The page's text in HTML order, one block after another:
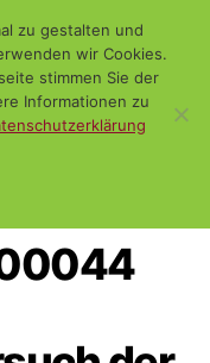
zu gestalten und
wir Cookies.
stimmen Sie der
Informationen zu